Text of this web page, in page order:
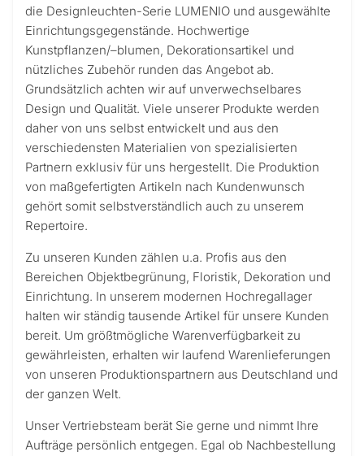
die Designleuchten-Serie LUMENIO und ausgewählte
Einrichtungsgegenstände. Hochwertige
Kunstpflanzen/–blumen, Dekorationsartikel und
nützliches Zubehör runden das Angebot ab.
Grundsätzlich achten wir auf unverwechselbares
Design und Qualität. Viele unserer Produkte werden
daher von uns selbst entwickelt und aus den
verschiedensten Materialien von spezialisierten
Partnern exklusiv für uns hergestellt. Die Produktion
von maßgefertigten Artikeln nach Kundenwunsch
gehört somit selbstverständlich auch zu unserem
Repertoire.
Zu unseren Kunden zählen u.a. Profis aus den
Bereichen Objektbegrünung, Floristik, Dekoration und
Einrichtung. In unserem modernen Hochregallager
halten wir ständig tausende Artikel für unsere Kunden
bereit. Um größtmögliche Warenverfügbarkeit zu
gewährleisten, erhalten wir laufend Warenlieferungen
von unseren Produktionspartnern aus Deutschland und
der ganzen Welt.
Unser Vertriebsteam berät Sie gerne und nimmt Ihre
Aufträge persönlich entgegen. Egal ob Nachbestellung